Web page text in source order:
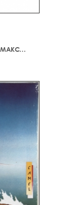
– КАРТОННАЯ ДЛЯ ПЛАСТИНКИ ИЛИ МАКСИ СИНГЛА (ДЕЛЮКС)